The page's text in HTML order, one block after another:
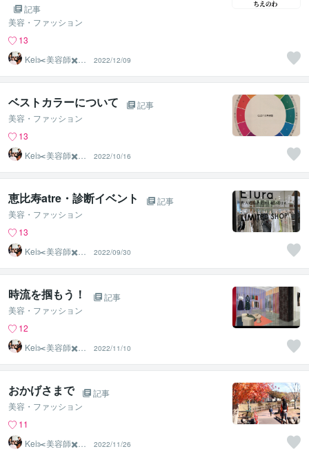
記事
美容・ファッション
13
Kei✂️美容師✖️似
合わせの専門家
2022/12/09
ベストカラーについて
記事
美容・ファッション
13
Kei✂️美容師✖️似
合わせの専門家
2022/10/16
恵比寿atre・診断イベント
記事
美容・ファッション
13
Kei✂️美容師✖️似
合わせの専門家
2022/09/30
時流を掴もう！
記事
美容・ファッション
12
Kei✂️美容師✖️似
合わせの専門家
2022/11/10
おかげさまで
記事
美容・ファッション
11
Kei✂️美容師✖️似
合わせの専門家
2022/11/26